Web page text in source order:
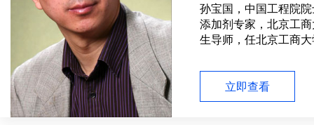
孙宝国，中国工程院
添加剂专家，北京工
生导师，任北京工商
学会常务理事、中国
国食品添加剂和配料
国香料香精化妆品工
立即查看